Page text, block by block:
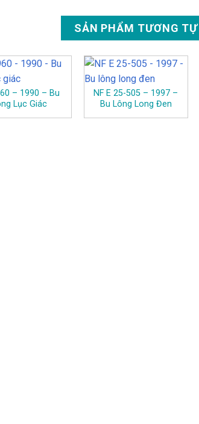
SẢN PHẨM TƯƠNG TỰ
– 1990 – Bu
Lục Giác
NF E 25-505 – 1997 –
Bu Lông Long Đen